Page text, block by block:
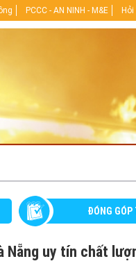
PCCC - AN NINH - M&E
ĐÓNG GÓP
Nẵng uy tín chất